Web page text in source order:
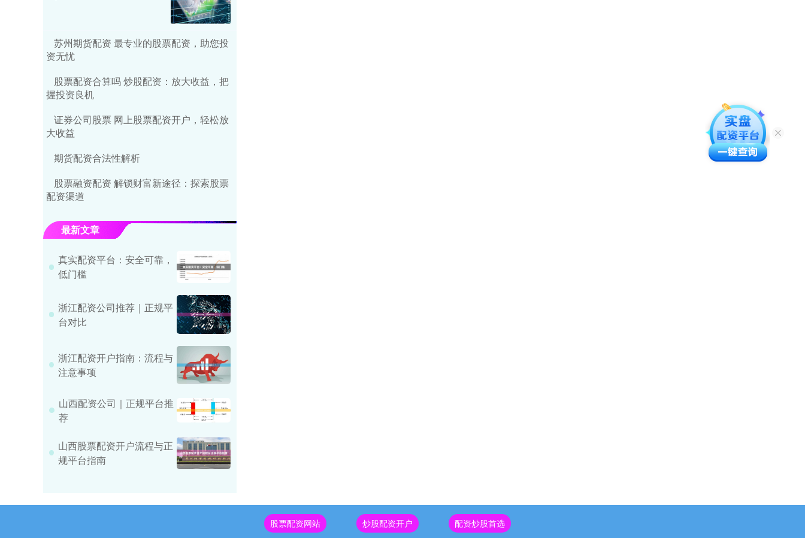
苏州期货配资 最专业的股票配资，助您投
资无忧
股票配资合算吗 炒股配资：放大收益，把
握投资良机
证券公司股票 网上股票配资开户，轻松放
大收益
期货配资合法性解析
股票融资配资 解锁财富新途径：探索股票
配资渠道
最新文章
真实配资平台：安全可靠，
低门槛
浙江配资公司推荐｜正规平
台对比
浙江配资开户指南：流程与
注意事项
山西配资公司｜正规平台推
荐
山西股票配资开户流程与正
规平台指南
股票配资网站 炒股配资开户 配资炒股首选